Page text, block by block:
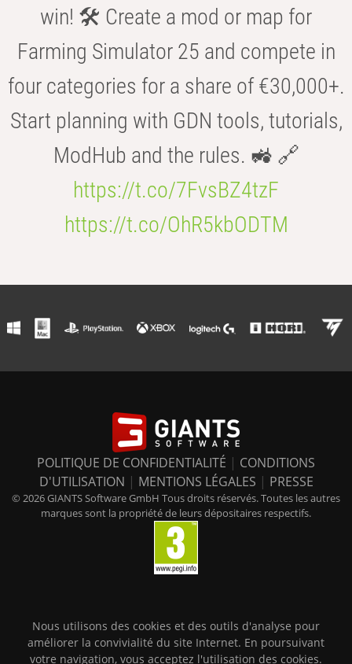
win! 🛠️ Create a mod or map for
Farming Simulator 25 and compete in
four categories for a share of €30,000+.
Start planning with GDN tools, tutorials,
ModHub and the rules. 🚜 🔗
https://t.co/7FvsBZ4tzF
https://t.co/OhR5kbODTM
POLITIQUE DE CONFIDENTIALITÉ | CONDITIONS
D'UTILISATION | MENTIONS LÉGALES | PRESSE
© 2026 GIANTS Software GmbH Tous droits réservés. Toutes les autres
marques sont la propriété de leurs dépositaires respectifs.
Nous utilisons des cookies et des outils d'analyse pour
améliorer la convivialité du site Internet. En poursuivant
votre navigation, vous acceptez l'utilisation des cookies.